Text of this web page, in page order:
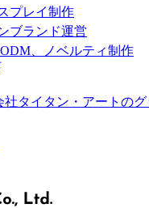
プレイ制作
ブランド運営
、ノベルティ制作